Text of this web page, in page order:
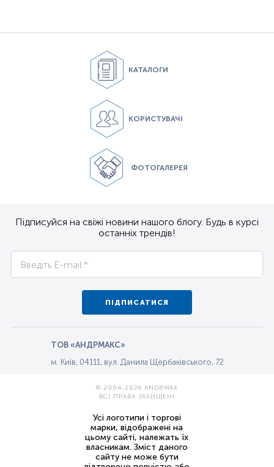
КАТАЛОГИ
КОРИСТУВАЧІ
ФОТОГАЛЕРЕЯ
Підписуйся на свіжі новини нашого блогу. Будь в курсі
останніх трендів!
ПІДПИСАТИСЯ
ТОВ «АНДРМАКС»
м. Київ, 04111, вул. Данила Щербаківського, 72
© 2004-2026 ANDRMAX
ВСІ ПРАВА ЗАХИЩЕНІ
Усі логотипи і торгові
марки, відображені на
цьому сайті, належать їх
власникам. Зміст даного
сайту не може бути